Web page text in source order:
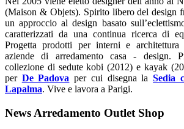
(Maison & Objets). Spirito libero del design
un approccio al design basato
caratterizzati da una continua ricerca di
Progetta prodotti per interni e
aziende di arredamento casa - design.
collezione di sedute kobi (2012) e kayak
per De Padova per cui disegna laSedia
Lapalma. Vive e lavora a Parigi.
News Arredamento Outlet Shop